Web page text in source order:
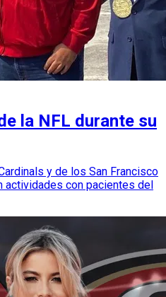
la NFL durante su
y de los San Francisco
actividades con pacientes del